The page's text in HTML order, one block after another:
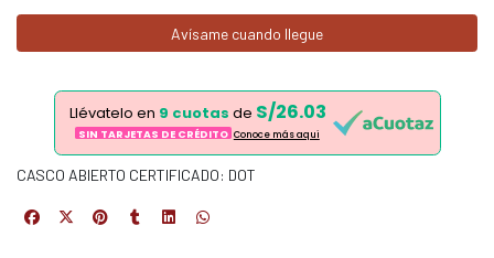
Avísame cuando llegue
Llévatelo en 9 cuotas de S/26.03
SIN TARJETAS DE CRÉDITO Conoce más aqui
CASCO ABIERTO CERTIFICADO: DOT